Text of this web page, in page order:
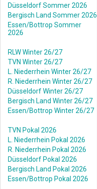
Düsseldorf Sommer 2026
Bergisch Land Sommer 2026
Essen/Bottrop Sommer
2026
RLW Winter 26/27
TVN Winter 26/27
L. Niederrhein Winter 26/27
R. Niederrhein Winter 26/27
Düsseldorf Winter 26/27
Bergisch Land Winter 26/27
Essen/Bottrop Winter 26/27
TVN Pokal 2026
L. Niederrhein Pokal 2026
R. Niederrhein Pokal 2026
Düsseldorf Pokal 2026
Bergisch Land Pokal 2026
Essen/Bottrop Pokal 2026